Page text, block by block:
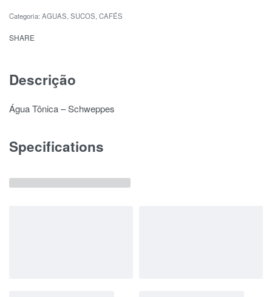
Categoria: AGUAS, SUCOS, CAFÉS
SHARE
Descrição
Água Tônica – Schweppes
Specifications